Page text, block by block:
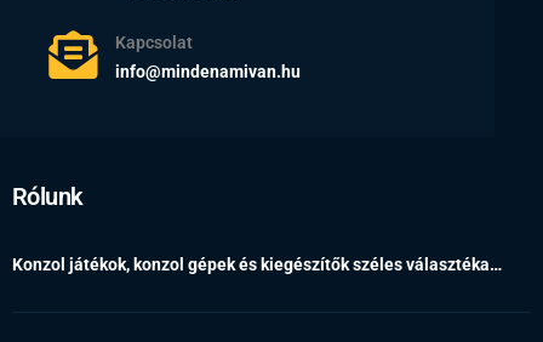
Kapcsolat
info@mindenamivan.hu
Rólunk
Konzol játékok, konzol gépek és kiegészítők széles választéka…